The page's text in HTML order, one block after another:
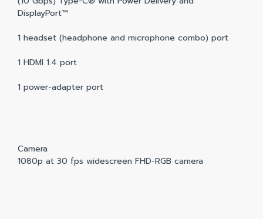
DisplayPort™
1 headset (headphone and microphone combo) port
1 HDMI 1.4 port
1 power-adapter port
Camera
1080p at 30 fps widescreen FHD-RGB camera